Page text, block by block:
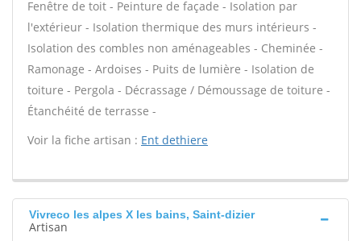
Fenêtre de toit - Peinture de façade - Isolation par
l'extérieur - Isolation thermique des murs intérieurs -
Isolation des combles non aménageables - Cheminée -
Ramonage - Ardoises - Puits de lumière - Isolation de
toiture - Pergola - Décrassage / Démoussage de toiture -
Étanchéité de terrasse -
Voir la fiche artisan : Ent dethiere
Vivreco les alpes X les bains, Saint-dizier
Artisan